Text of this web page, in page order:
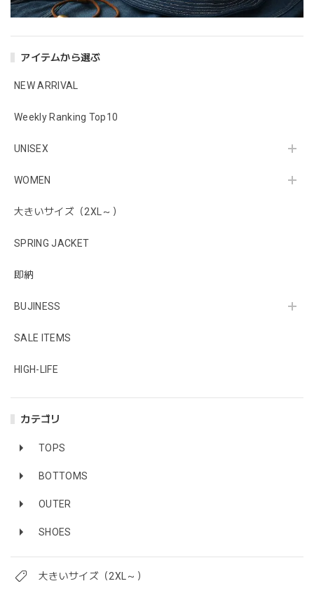
アイテムから選ぶ
NEW ARRIVAL
Weekly Ranking Top10
UNISEX
WOMEN
大きいサイズ（2XL～）
SPRING JACKET
即納
BUJINESS
SALE ITEMS
HIGH-LIFE
カテゴリ
TOPS
BOTTOMS
OUTER
SHOES
大きいサイズ（2XL～）